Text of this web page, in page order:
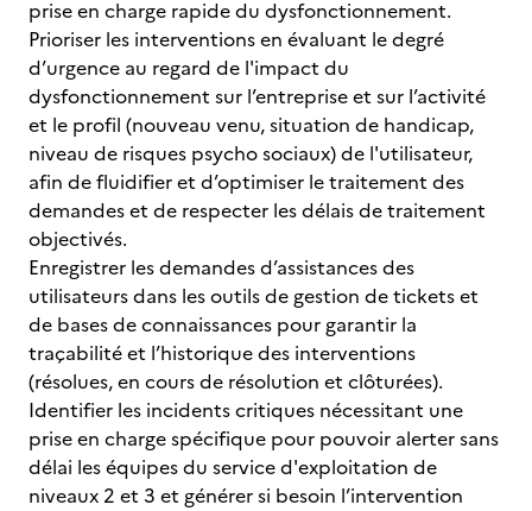
prise en charge rapide du dysfonctionnement.
Prioriser les interventions en évaluant le degré
d’urgence au regard de l'impact du
dysfonctionnement sur l’entreprise et sur l’activité
et le profil (nouveau venu, situation de handicap,
niveau de risques psycho sociaux) de l'utilisateur,
afin de fluidifier et d’optimiser le traitement des
demandes et de respecter les délais de traitement
objectivés.
Enregistrer les demandes d’assistances des
utilisateurs dans les outils de gestion de tickets et
de bases de connaissances pour garantir la
traçabilité et l’historique des interventions
(résolues, en cours de résolution et clôturées).
Identifier les incidents critiques nécessitant une
prise en charge spécifique pour pouvoir alerter sans
délai les équipes du service d'exploitation de
niveaux 2 et 3 et générer si besoin l’intervention